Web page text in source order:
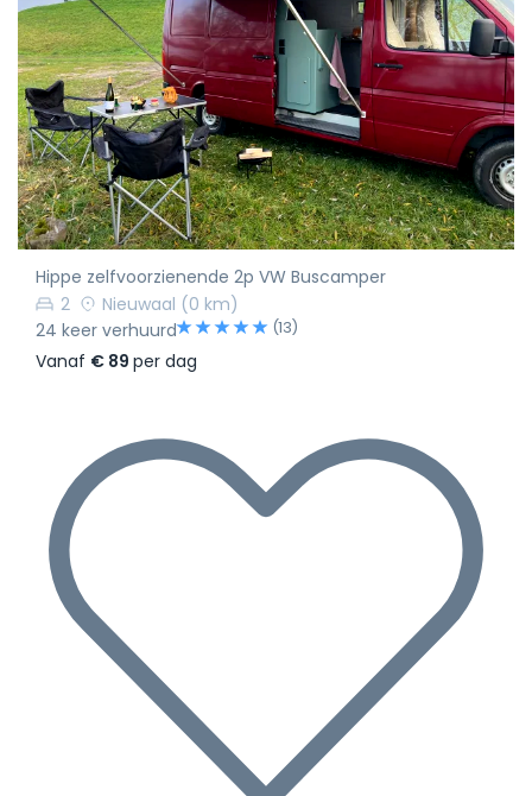
Hippe zelfvoorzienende 2p VW Buscamper
2
Nieuwaal (0 km)
24 keer verhuurd
(13)
Vanaf € 89 per dag